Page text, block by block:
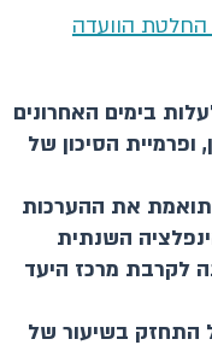
החלטת הוועדה
בימים האחרונים
הסיכון של
את ההערכות
השנתית
לקרבת מרכז היעד
התחזק בשיעור של